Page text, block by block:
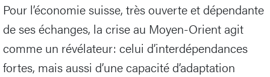
Pour l’économie suisse, très ouverte et dépendante
de ses échanges, la crise au Moyen-Orient agit
comme un révélateur: celui d’interdépendances
fortes, mais aussi d’une capacité d’adaptation